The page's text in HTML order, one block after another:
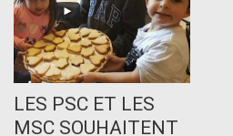
LES PSC ET LES
MSC SOUHAITENT